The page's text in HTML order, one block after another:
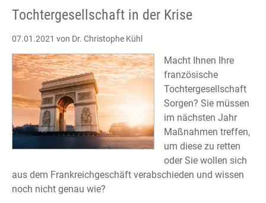
Tochtergesellschaft in der Krise
07.01.2021 von Dr. Christophe Kühl
Macht Ihnen Ihre
französische
Tochtergesellschaft
Sorgen? Sie müssen
im nächsten Jahr
Maßnahmen treffen,
um diese zu retten
oder Sie wollen sich
aus dem Frankreichgeschäft verabschieden und wissen
noch nicht genau wie?